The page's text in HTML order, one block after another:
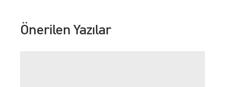
Önerilen Yazılar